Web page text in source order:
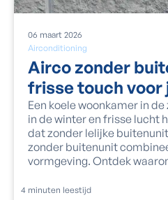
Airconditioning
06 maart 2026
Airco zonder
frisse touch voor
Een koele woonkamer in
in de winter en frisse lucht
dat zonder lelijke
zonder buitenunit
vormgeving. Ontdek
4 minuten leestijd